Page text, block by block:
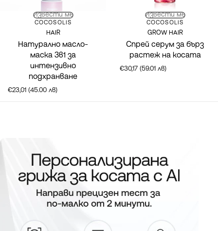
Извести ме
Марка:
COCOSOLIS
HAIR
Натурално масло-
маска 3в1 за
интензивно
подхранване
€23,01 (45.00 лв)
Извести ме
Марка:
COCOSOLIS
GROW HAIR
Спрей серум за бърз
растеж на косата
€30,17 (59.01 лв)